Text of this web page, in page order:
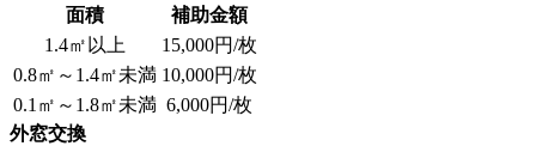
面積
補助金額
1.4㎡以上
15,000円/枚
0.8㎡～1.4㎡未満 10,000円/枚
0.1㎡～1.8㎡未満 6,000円/枚
外窓交換